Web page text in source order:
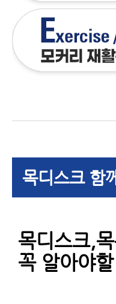
목디스크 함
목디스크,
꼭 알아야할